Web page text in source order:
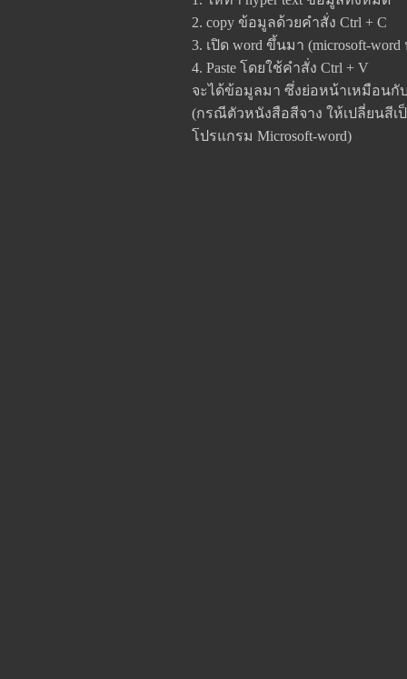
2. copy ข้อมูลด้วยคำสั่ง Ctrl + C
3. เปิด word ขึ้นมา (microsoft-word
4. Paste โดยใช้คำสั่ง Ctrl + V
จะได้ข้อมูลมา ซึ่งย่อหน้าเหมือนกั
(กรณีตัวหนังสือสีจาง ให้เปลี่ยนสีเ
โปรแกรม Microsoft-word)